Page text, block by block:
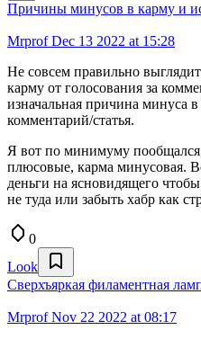
Причины минусов в карму и
MrprofDec 13 2022 at 15:28
Не совсем правильно
карму от голосования за
изначальная причина минуса
комментарий/статья.
Я вот по минимуму
плюсовые, карма минусовая.
деньги на ясновидящего
не туда или забыть хабр как
0
Look
Сверхъяркая филаментная
MrprofNov 22 2022 at 08:17